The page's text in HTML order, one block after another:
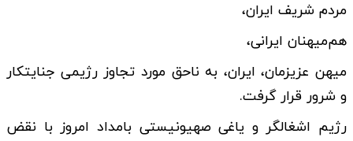
مردم شریف ایران،
هم‌میهنان ایرانی،
میهن عزیزمان، ایران، به ناحق مورد تجاوز رژیمی جنایتکار
و شرور قرار گرفت.
رژیم اشغالگر و یاغی صهیونیستی بامداد امروز با نقض